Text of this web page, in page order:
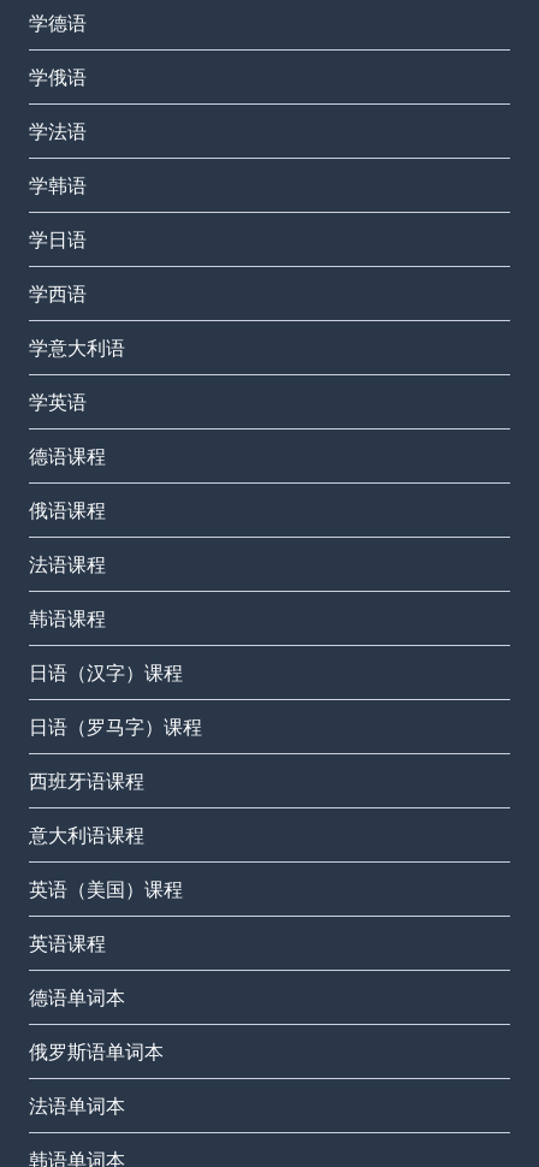
学德语
学俄语
学法语
学韩语
学日语
学西语
学意大利语
学英语
德语课程
俄语课程
法语课程
韩语课程
日语（汉字）课程
日语（罗马字）课程
西班牙语课程
意大利语课程
英语（美国）课程
英语课程
德语单词本
俄罗斯语单词本
法语单词本
韩语单词本